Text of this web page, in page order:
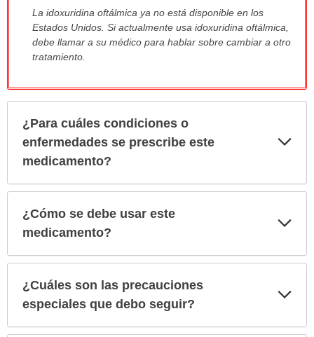
Advertencia:
sido
extendido.
La idoxuridina oftálmica ya no está disponible en los
Estados Unidos. Si actualmente usa idoxuridina oftálmica,
debe llamar a su médico para hablar sobre cambiar a otro
tratamiento.
¿Para cuáles condiciones o
enfermedades se prescribe este
medicamento?
¿Cómo se debe usar este
medicamento?
¿Cuáles son las precauciones
especiales que debo seguir?